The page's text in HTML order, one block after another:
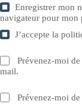
Enregistrer mon
navigateur pour mon
J’accepte la
Prévenez-moi
mail.
Prévenez-moi